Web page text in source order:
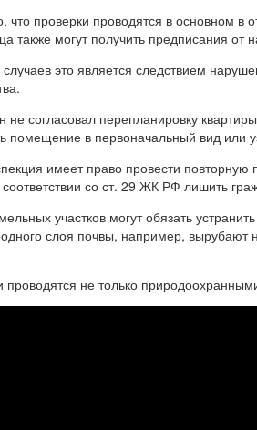
что проверки проводятся в основном
также могут получить предписания от
это является следствием
не согласовал перепланировку
помещение в первоначальный вид или
имеет право провести повторную
со ст. 29 ЖК РФ лишить
участков могут обязать
слоя почвы, например,
проводятся не только